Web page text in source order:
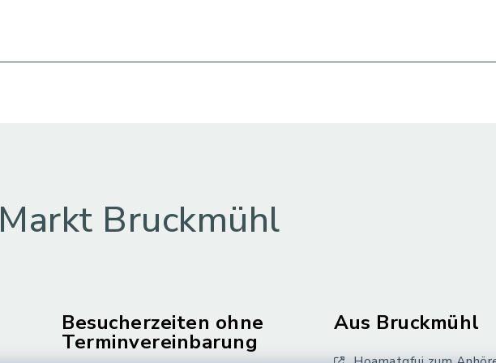
Markt Bruckmühl
Besucherzeiten ohne
Terminvereinbarung
Aus Bruckmühl